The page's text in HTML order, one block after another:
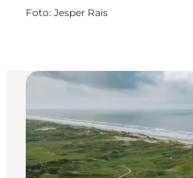
Foto: Jesper Rais